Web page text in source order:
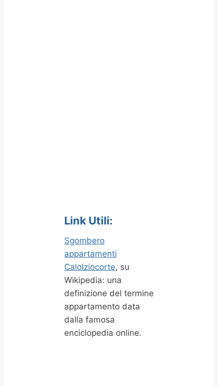
Link Utili:
Sgombero
appartamenti
Calolziocorte, su
Wikipedia: una
definizione del termine
appartamento data
dalla famosa
enciclopedia online.